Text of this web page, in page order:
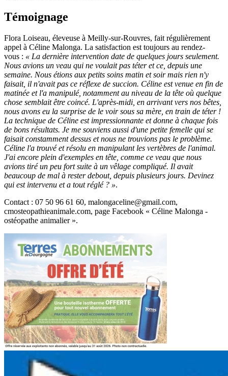
Témoignage
Flora Loiseau, éleveuse à Meilly-sur-Rouvres, fait régulièrement
appel à Céline Malonga. La satisfaction est toujours au rendez-
vous : « La dernière intervention date de quelques jours seulement.
Nous avions un veau qui ne voulait pas téter et ce, depuis une
semaine. Nous étions aux petits soins matin et soir mais rien n'y
faisait, il n'avait pas ce réflexe de succion. Céline est venue en fin de
matinée et l'a manipulé, notamment au niveau de la tête où quelque
chose semblait être coincé. L'après-midi, en arrivant vers nos bêtes,
nous avons eu la surprise de le voir sous sa mère, en train de téter !
La technique de Céline est impressionnante et donne à chaque fois
de bons résultats. Je me souviens aussi d'une petite femelle qui se
faisait constamment dessus et nous ne trouvions pas le problème.
Céline l'a trouvé et résolu en manipulant les vertèbres de l'animal.
J'ai encore plein d'exemples en tête, comme ce veau que nous
avions tiré un peu fort suite à un vêlage compliqué. Il avait
beaucoup de mal à rester debout, depuis plusieurs jours. Devinez
qui est intervenu et a tout réglé ? ».
Contact : 07 50 96 61 60, malongaceline@gmail.com,
cmosteopathieanimale.com, page Facebook « Céline Malonga -
ostéopathe animalier ».